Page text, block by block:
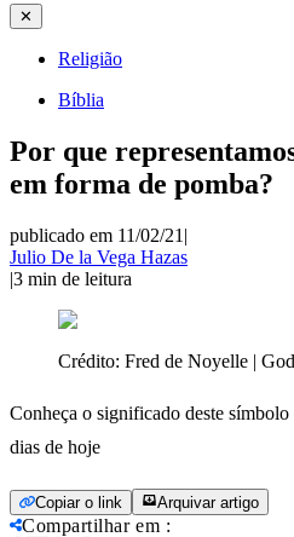
✕
Religião
Bíblia
Por que
em forma de pomba?
publicado em 11/02/21 |
Julio De la Vega Hazas
|3 min de leitura
Crédito: Fred de Noyelle |
Conheça o significado deste símbolo
dias de hoje
Copiar o link Arquivar artigo
Compartilhar em :